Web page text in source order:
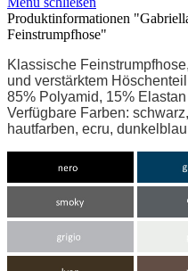
Produktinformationen
Feinstrumpfhose"
Klassische
und verstärktem
85% Polyamid, 15% Elastan
Verfügbare Farben:
hautfarben, ecru, dunkelblau